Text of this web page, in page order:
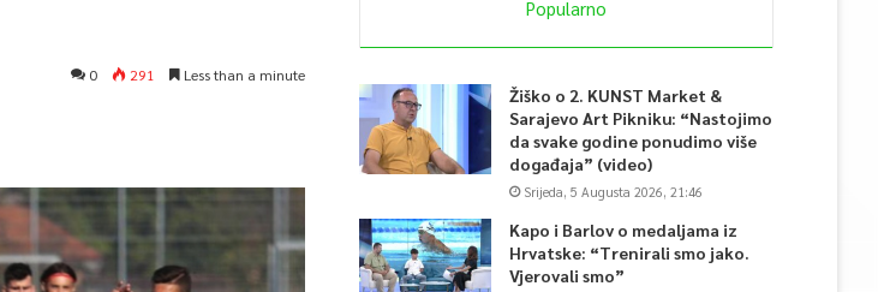
0 291 Less than a minute
Popularno
Žiško o 2. KUNST Market &
Sarajevo Art Pikniku: “Nastojimo
da svake godine ponudimo više
događaja” (video)
Srijeda, 5 Augusta 2026, 21:46
Kapo i Barlov o medaljama iz
Hrvatske: “Trenirali smo jako.
Vjerovali smo”